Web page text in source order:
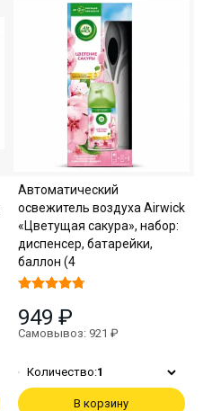
Автоматический
освежитель воздуха Airwick
«Цветущая сакура», набор:
диспенсер, батарейки,
баллон (4
949 ₽
Самовывоз: 921 ₽
Количество:1
В корзину